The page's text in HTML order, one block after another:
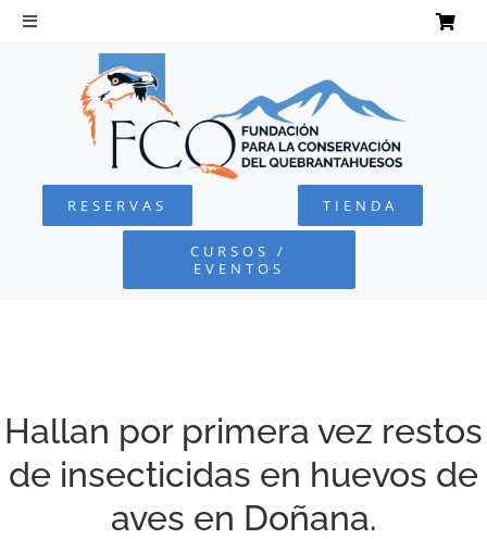
Saltar
Toggle
Navigation
QUEBRANTAHUESOS
FUNDACIÓN
COLABORA
RESERVAS TIENDA
CURSOS /
EVENTOS
Hallan por primera vez restos
de insecticidas en huevos de
aves en Doñana.